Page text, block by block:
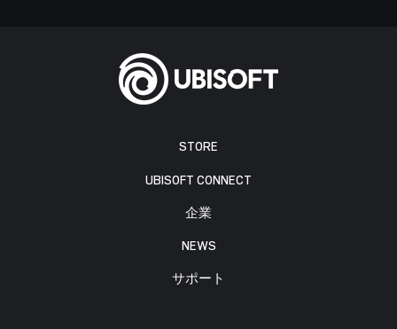
STORE
UBISOFT CONNECT
企業
NEWS
サポート